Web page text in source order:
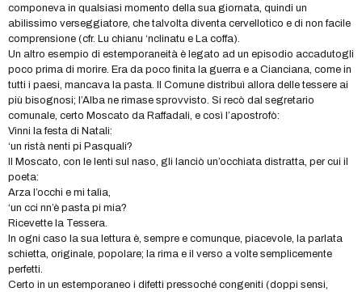
componeva in qualsiasi momento della sua giornata, quindi un
abilissimo verseggiatore, che talvolta diventa cervellotico e di non facile
comprensione (cfr. Lu chianu ‘nclinatu e La coffa).
Un altro esempio di estemporaneità è legato ad un episodio accadutogli
poco prima di morire. Era da poco finita la guerra e a Cianciana, come in
tutti i paesi, mancava la pasta. Il Comune distribuì allora delle tessere ai
più bisognosi; l’Alba ne rimase sprovvisto. Si recò dal segretario
comunale, certo Moscato da Raffadali, e così l’apostrofò:
Vinni la festa di Natali:
‘un ristà nenti pi Pasquali?
Il Moscato, con le lenti sul naso, gli lanciò un’occhiata distratta, per cui il
poeta:
Arza l’occhi e mi talìa,
‘un cci nn’è pasta pi mia?
Ricevette la Tessera.
In ogni caso la sua lettura è, sempre e comunque, piacevole, la parlata
schietta, originale, popolare; la rima e il verso a volte semplicemente
perfetti.
Certo in un estemporaneo i difetti pressoché congeniti (doppi sensi,